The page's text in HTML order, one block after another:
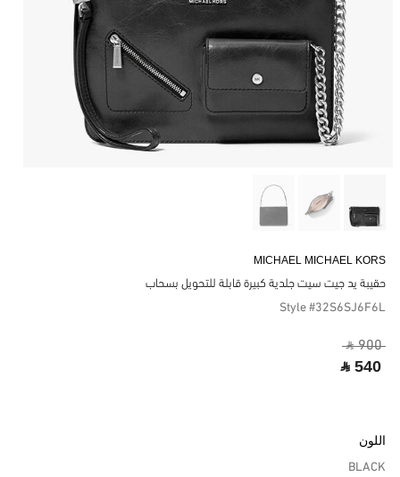
MICHAEL MICHAEL KORS
حقيبة يد جيت سيت جلدية كبيرة قابلة للتحويل بسحاب
Style #32S6SJ6F6L
‎ ⃁ 900 ‎
‎ ⃁ 540 ‎
اللون
BLACK